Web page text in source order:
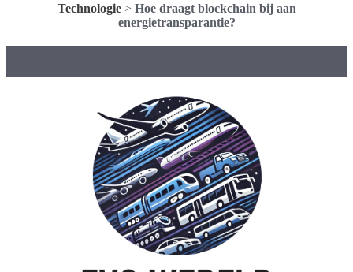
Technologie> Hoe draagt blockchain bij aan
energietransparantie?